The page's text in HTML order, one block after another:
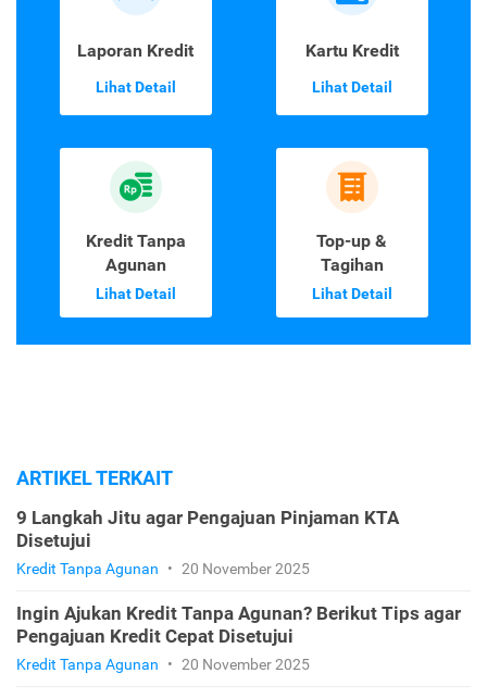
Laporan Kredit
Lihat Detail
Kartu Kredit
Lihat Detail
Kredit Tanpa
Agunan
Lihat Detail
Top-up &
Tagihan
Lihat Detail
ARTIKEL TERKAIT
9 Langkah Jitu agar Pengajuan Pinjaman KTA
Disetujui
Kredit Tanpa Agunan • 20 November 2025
Ingin Ajukan Kredit Tanpa Agunan? Berikut Tips agar
Pengajuan Kredit Cepat Disetujui
Kredit Tanpa Agunan • 20 November 2025